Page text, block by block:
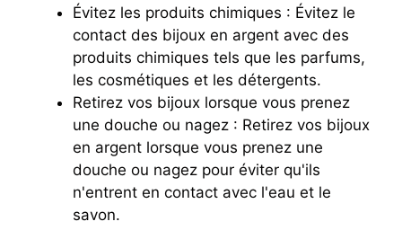
Évitez les produits chimiques : Évitez le
contact des bijoux en argent avec des
produits chimiques tels que les parfums,
les cosmétiques et les détergents.
Retirez vos bijoux lorsque vous prenez
une douche ou nagez : Retirez vos bijoux
en argent lorsque vous prenez une
douche ou nagez pour éviter qu'ils
n'entrent en contact avec l'eau et le
savon.